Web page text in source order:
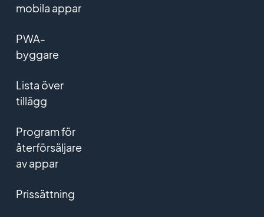
mobila appar
PWA-
byggare
Lista över
tillägg
Program för
återförsäljare
av appar
Prissättning